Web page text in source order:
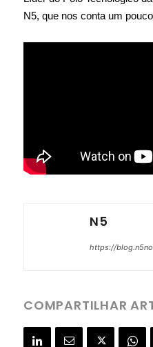
N5, que nos conta um
N5
https://
COMPARTILHAR